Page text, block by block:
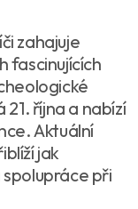
zahajuje
fascinujících
října a nabízí
Aktuální
jak
při